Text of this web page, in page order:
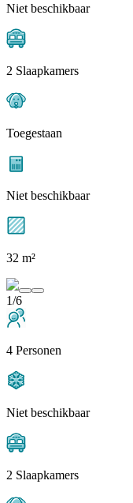
Niet beschikbaar
2 Slaapkamers
Toegestaan
Niet beschikbaar
32 m²
1/6
4 Personen
Niet beschikbaar
2 Slaapkamers